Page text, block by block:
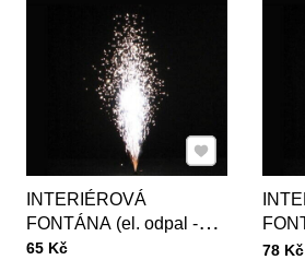
INTERIÉROVÁ
FONTÁNA (el. odpal -
stříbrná) - 2m20s.
Cena s DPH
65 Kč
Přidat k
Cena
78 Kč